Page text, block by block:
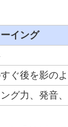
イング
ぐ後を影の
グ力、発音